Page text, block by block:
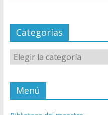
Categorías
Categorías
Menú